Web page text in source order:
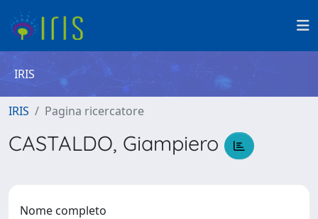
IRIS
IRIS Pagina ricercatore
CASTALDO, Giampiero
Nome completo